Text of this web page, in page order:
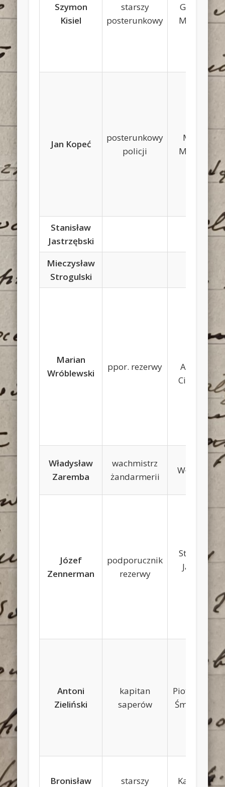
Szymon
Kisiel
starszy
posterunkowy
Grzegorz,
Marianna
Jan Kopeć
posterunkowy
policji
Mikołaj,
Marianna
Stanisław
Jastrzębski
Mieczysław
Strogulski
Marian
Wróblewski
ppor. rezerwy
Antonina
Ciszewska
Władysław
Zaremba
wachmistrz
żandarmerii
Władysław
Józef
Zennerman
podporucznik
rezerwy
Stanisław,
Jadwiga
Antoni
Zieliński
kapitan
saperów
Piotr, Helena
Śmiałowska
Bronisław
starszy
Kazimierz,